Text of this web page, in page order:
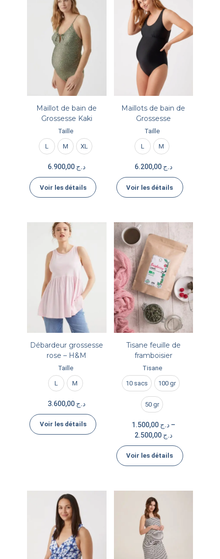
Maillot de bain de
Grossesse Kaki
Taille
L M XL
د.ج
Voir les détails
Maillots de bain de
Grossesse
Taille
L M
د.ج 6.200,00
Voir les détails
Débardeur grossesse
rose – H&M
Taille
L M
د.ج
Voir les détails
Tisane feuille de
framboisier
Tisane
10 sacs 100 gr
50 gr
د.ج 1.500,00
–
د.ج 2.500,00
Voir les détails